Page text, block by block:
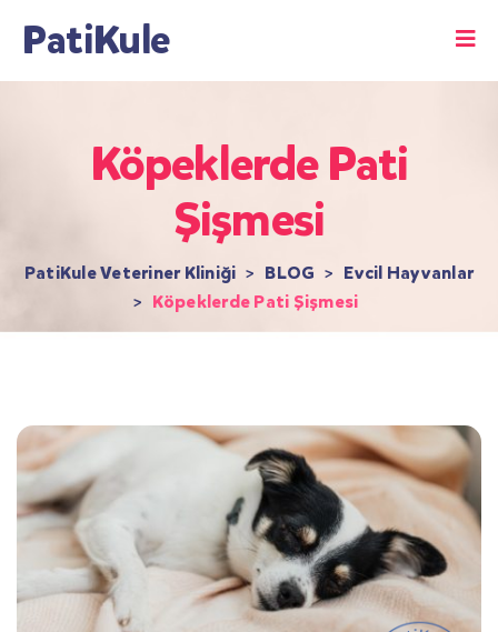
PatiKule
Köpeklerde Pati
Şişmesi
PatiKule Veteriner Kliniği > BLOG > Evcil Hayvanlar
> Köpeklerde Pati Şişmesi